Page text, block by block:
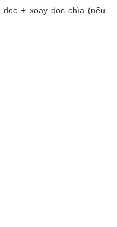
+ xoay dọc chìa (nếu